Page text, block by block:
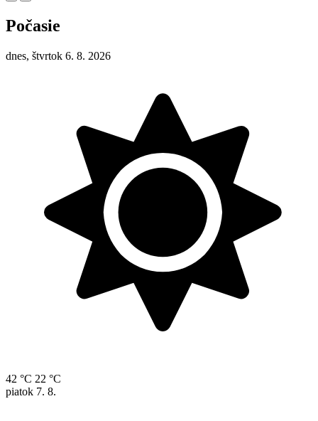
Počasie
dnes, štvrtok 6. 8. 2026
42 °C 22 °C
piatok 7. 8.